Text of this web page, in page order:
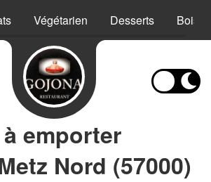
Végétarien Desserts
emporter
Nord (57000)